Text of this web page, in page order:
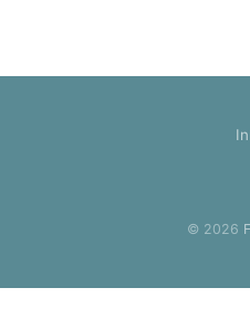
© 2026